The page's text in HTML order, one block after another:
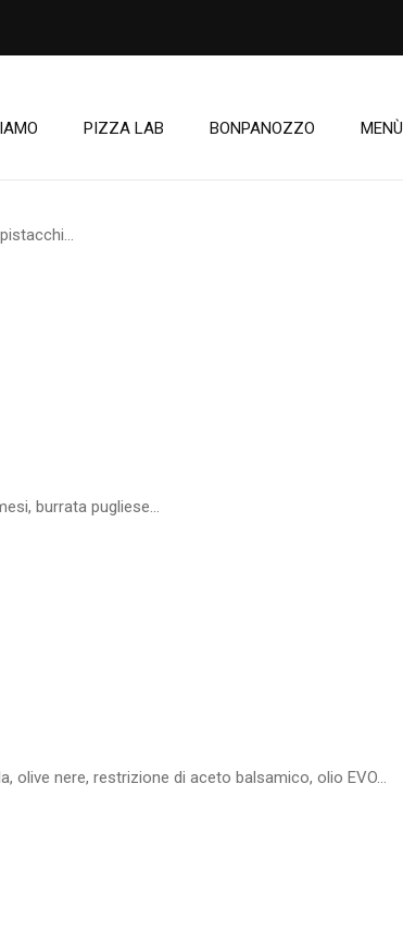
PIZZA LAB BONPANOZZO MENÙ
burrata pugliese...
olive nere, restrizione di aceto balsamico, olio EVO...